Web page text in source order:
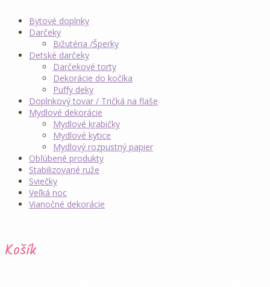
Bytové doplnky
Darčeky
Bižutéria /Šperky
Detské darčeky
Darčekové torty
Dekorácie do kočíka
Puffy deky
Doplnkový tovar / Tričká na flaše
Mydlové dekorácie
Mydlové krabičky
Mydlové kytice
Mydlový rozpustný papier
Obľúbené produkty
Stabilizované ruže
Sviečky
Veľká noc
Vianočné dekorácie
Košík